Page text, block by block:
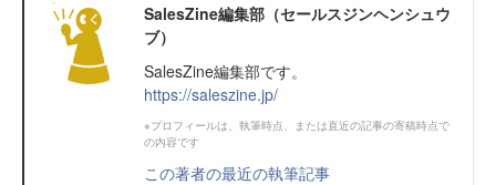
SalesZine編集部（セールスジンヘンシュウ
ブ）
SalesZine編集部です。
https://saleszine.jp/
※プロフィールは、執筆時点、または直近の記事の寄稿時点で
の内容です
この著者の最近の執筆記事